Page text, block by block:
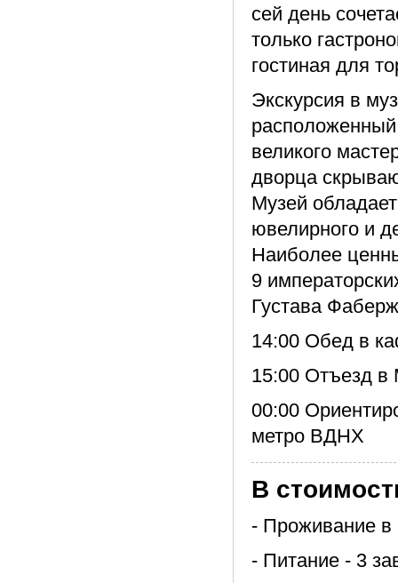
сей день
только
гостиная для
Экскурсия в
великого
дворца
Музей
ювелирного и
Наиболее
9
Густава
14:00 Обед в
15:00 Отъезд в
00:00
метро ВДНХ
В
- Проживание в
- Питание - 3